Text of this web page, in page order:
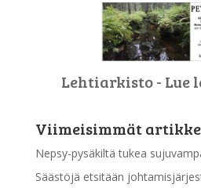
Lehtiarkisto - Lue
Viimeisimmät
Nepsy-pysäkiltä tukea
Säästöjä etsitään